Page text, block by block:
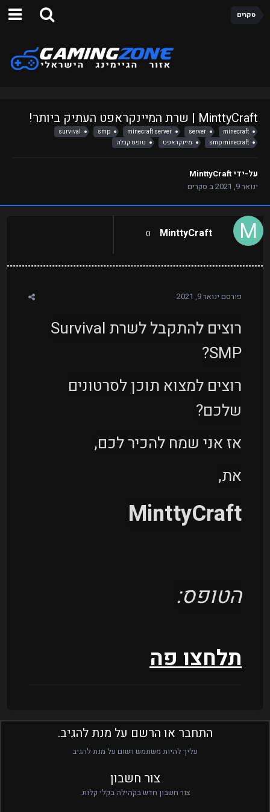
סקרים
MinttyCraft | שרת המיינקראפט העתיק ביותר!
minecraft
server
minecraft server
smp
survival
smp minecraft
מיינקראפט טופס קבלה
על-ידיMinttyCraft
ינואר 9, 2021
ב סקרים
MinttyCraft
0
פורסם ינואר 9, 2021
רוצים להתקבל לשרת Survival
SMP?
רוצים למצוא תוכן לסרטונים
שלכם?
אז אני שמח להכיר לכם,
את,
MinttyCraft
הטופס:
תלחצו פה
התחבר או הרשם על מנת להגיב.
עליך להיות משתמש רשום על מנת להגיב
צור חשבון
צור חשבון חדש בקהילה בקלי קלות.